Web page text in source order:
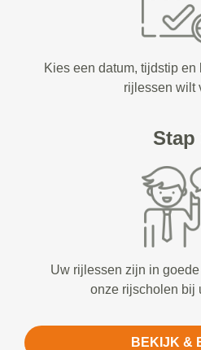
Kies een datum, tijdstip
rijlessen wilt
Stap
Uw rijlessen zijn in
onze rijscholen bij
BEKIJK &